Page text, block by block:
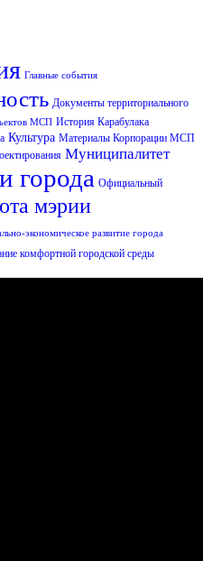
Главные события
Документы территориального
МСП История Карабулака
Культура Материалы Корпорации МСП
Муниципалитет
города Официальный
мэрии
экономическое развитие города
комфортной городской среды